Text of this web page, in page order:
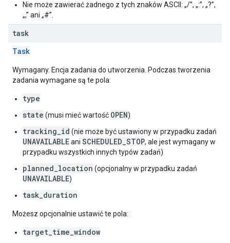
Nie może zawierać żadnego z tych znaków ASCII: „/”, „:”, „?”,
„,” ani „#”.
task
Task
Wymagany. Encja zadania do utworzenia. Podczas tworzenia
zadania wymagane są te pola:
type
state (musi mieć wartość OPEN)
tracking_id (nie może być ustawiony w przypadku zadań
UNAVAILABLEani SCHEDULED_STOP, ale jest wymagany w
przypadku wszystkich innych typów zadań)
planned_location (opcjonalny w przypadku zadań
UNAVAILABLE)
task_duration
Możesz opcjonalnie ustawić te pola:
target_time_window